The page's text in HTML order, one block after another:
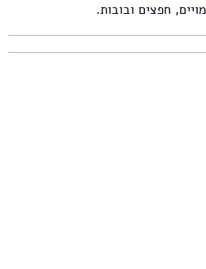
חפצים ובובות.